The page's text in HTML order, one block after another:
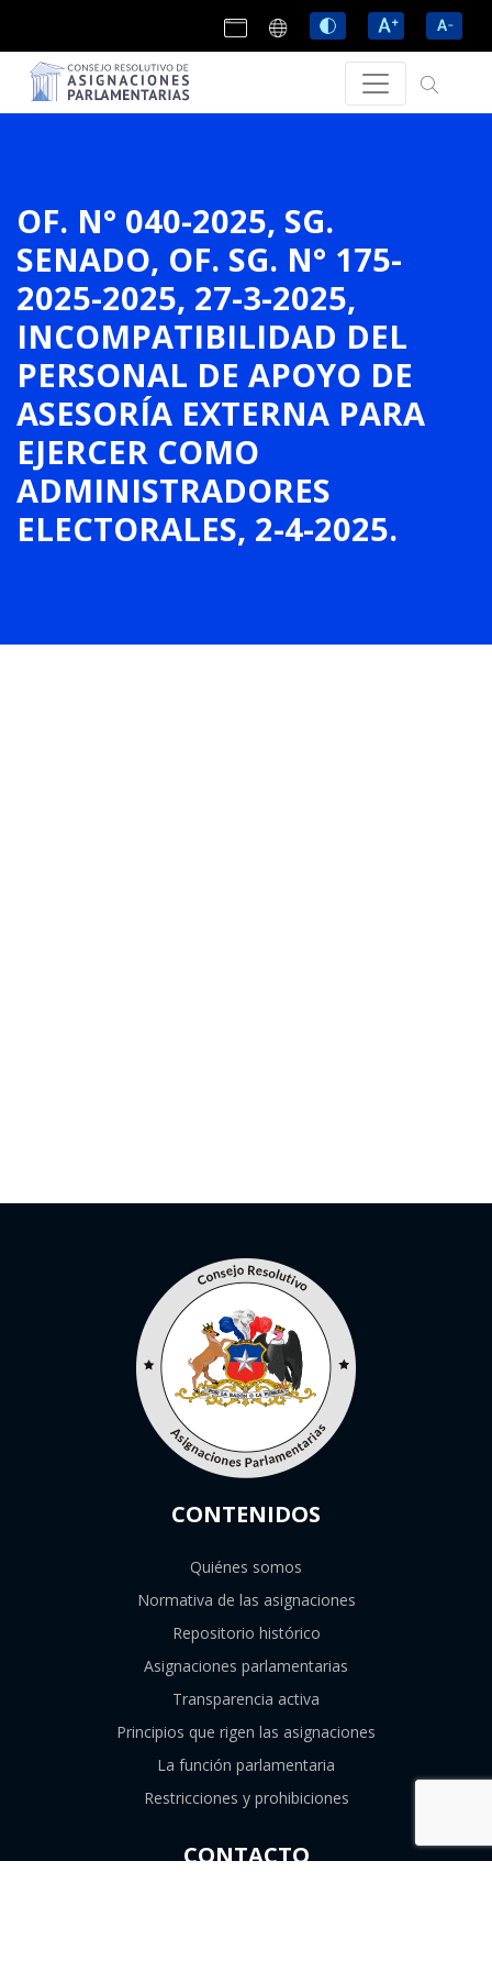
OF. N° 040-2025, SG.
SENADO, OF. SG. N° 175-
2025-2025, 27-3-2025,
INCOMPATIBILIDAD DEL
PERSONAL DE APOYO DE
ASESORÍA EXTERNA PARA
EJERCER COMO
ADMINISTRADORES
ELECTORALES, 2-4-2025.
CONTENIDOS
Quiénes somos
Normativa de las asignaciones
Repositorio histórico
Asignaciones parlamentarias
Transparencia activa
Principios que rigen las asignaciones
La función parlamentaria
Restricciones y prohibiciones
CONTACTO